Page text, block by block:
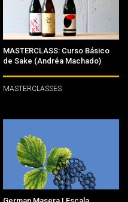
MASTERCLASS: Curso Básico
de Sake (Andréa Machado)
MASTERCLASSES